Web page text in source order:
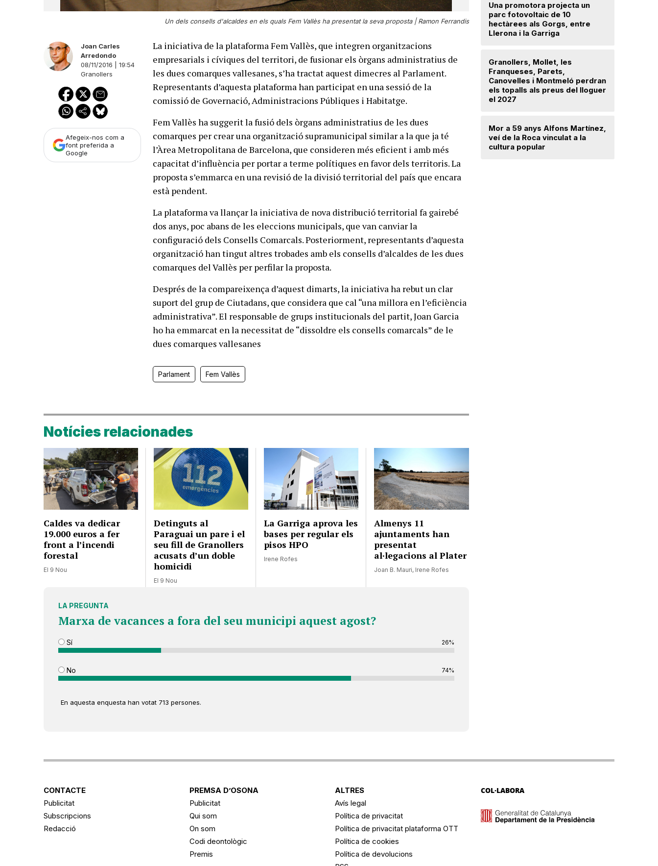
Un dels consells d'alcaldes en els quals Fem Vallès ha presentat la seva proposta |Ramon Ferrandis
Joan Carles
Arredondo
08/11/2016 | 19:54
Granollers
Afegeix-nos com a
font preferida a
Google
La iniciativa de la plataforma Fem Vallès, que integren organitzacions
empresarials i cíviques del territori, de fusionar els òrgans administratius de
les dues comarques vallesanes, s’ha tractat aquest dimecres al Parlament.
Representants d’aquesta plataforma han participat en una sessió de la
comissió de Governació, Administracions Públiques i Habitatge.
Fem Vallès ha suggerit la fusió dels òrgans administratius de les dues
comarques per crear una organització supramunicipal similar a la que ja té
l’Àrea Metropolitana de Barcelona, que consideren més eficient i amb més
capacitat d’influència per portar a terme polítiques en favor dels territoris. La
proposta s’emmarca en una revisió de la divisió territorial del país que encara
està pendent.
La plataforma va llançar la iniciativa de nova distribució territorial fa gairebé
dos anys, poc abans de les eleccions municipals, que van canviar la
configuració dels Consells Comarcals. Posteriorment, representants d’aquesta
organització han tingut altres trobades amb els consells d’alcaldes de les dues
comarques del Vallès per perfilar la proposta.
Després de la compareixença d’aquest dimarts, la iniciativa ha rebut un clar
suport del grup de Ciutadans, que considera que cal “una millora en l’eficiència
administrativa”. El responsable de grups institucionals del partit, Joan Garcia
ho ha emmarcat en la necessitat de “dissoldre els consells comarcals” de le
dues comarques vallesanes
Parlament Fem Vallès
Notícies relacionades
Caldes va dedicar
19.000 euros a fer
front a l’incendi
forestal
El 9 Nou
Detinguts al
Paraguai un pare i el
seu fill de Granollers
acusats d’un doble
homicidi
El 9 Nou
La Garriga aprova les
bases per regular els
pisos HPO
Irene Rofes
Almenys 11
ajuntaments han
presentat
al·legacions al Plater
Joan B. Mauri, Irene Rofes
LA PREGUNTA
Marxa de vacances a fora del seu municipi aquest agost?
Sí 26%
No 74%
En aquesta enquesta han votat 713 persones.
Una promotora projecta un
parc fotovoltaic de 10
hectàrees als Gorgs, entre
Llerona i la Garriga
Granollers, Mollet, les
Franqueses, Parets,
Canovelles i Montmeló perdran
els topalls als preus del lloguer
el 2027
Mor a 59 anys Alfons Martínez,
veí de la Roca vinculat a la
cultura popular
CONTACTE
Publicitat
Subscripcions
Redacció
PREMSA D’OSONA
Publicitat
Qui som
On som
Codi deontològic
Premis
ALTRES
Avís legal
Política de privacitat
Política de privacitat plataforma OTT
Política de cookies
Política de devolucions
COL·LABORA